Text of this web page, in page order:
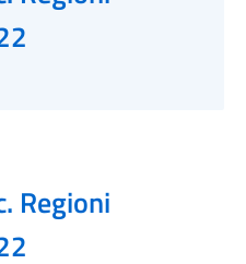
Regioni